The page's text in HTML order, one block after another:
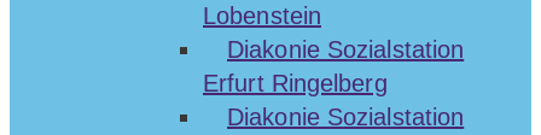
Lobenstein
Diakonie Sozialstation
Erfurt Ringelberg
Diakonie Sozialstation